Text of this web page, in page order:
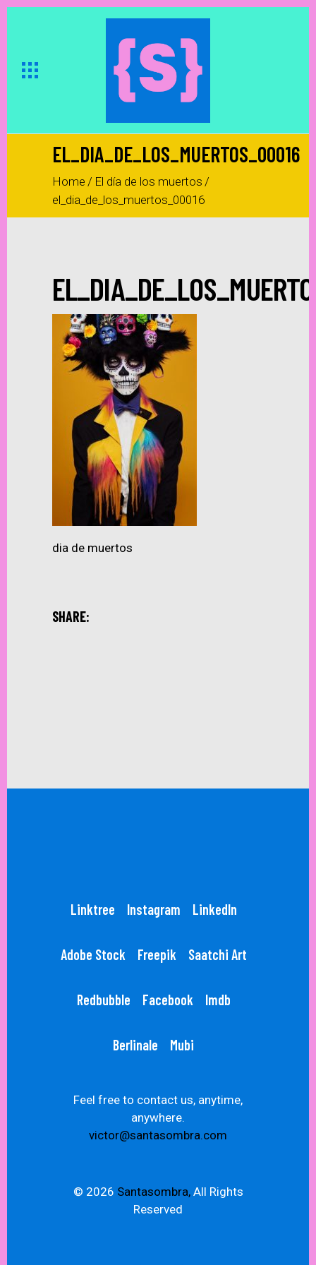
EL_DIA_DE_LOS_MUERTOS_00016
Home / El día de los muertos /
el_dia_de_los_muertos_00016
dia de muertos
SHARE:
Linktree Instagram LinkedIn
Adobe Stock Freepik Saatchi Art
Redbubble Facebook Imdb
Berlinale Mubi
Feel free to contact us, anytime,
anywhere.
victor@santasombra.com
© 2026 Santasombra,All Rights
Reserved